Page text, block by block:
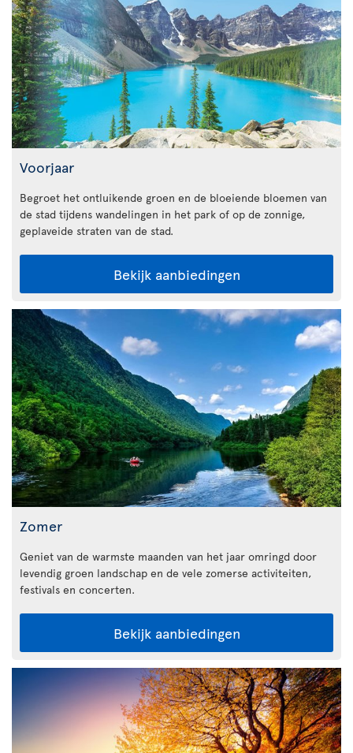
Voorjaar
Begroet het ontluikende groen en de bloeiende bloemen van
de stad tijdens wandelingen in het park of op de zonnige,
geplaveide straten van de stad.
Bekijk aanbiedingen
Zomer
Geniet van de warmste maanden van het jaar omringd door
levendig groen landschap en de vele zomerse activiteiten,
festivals en concerten.
Bekijk aanbiedingen